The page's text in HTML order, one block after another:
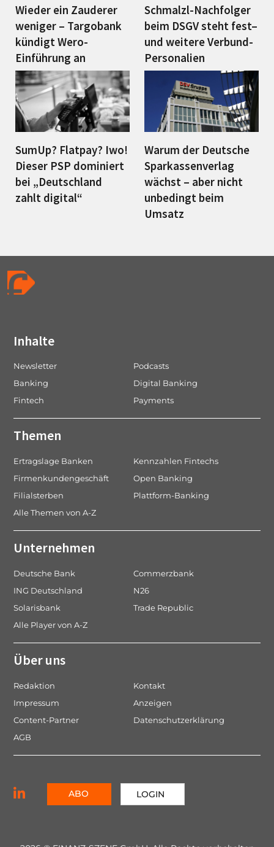
Wieder ein Zauderer
weniger – Targobank
kündigt Wero-
Einführung an
Schmalzl-Nachfolger
beim DSGV steht fest–
und weitere Verbund-
Personalien
SumUp? Flatpay? Iwo!
Dieser PSP dominiert
bei „Deutschland
zahlt digital“
Warum der Deutsche
Sparkassenverlag
wächst – aber nicht
unbedingt beim
Umsatz
Inhalte
Newsletter
Podcasts
Banking
Digital Banking
Fintech
Payments
Themen
Ertragslage Banken
Kennzahlen Fintechs
Firmenkundengeschäft
Open Banking
Filialsterben
Plattform-Banking
Alle Themen von A-Z
Unternehmen
Deutsche Bank
Commerzbank
ING Deutschland
N26
Solarisbank
Trade Republic
Alle Player von A-Z
Über uns
Redaktion
Kontakt
Impressum
Anzeigen
Content-Partner
Datenschutzerklärung
AGB
ABO LOGIN